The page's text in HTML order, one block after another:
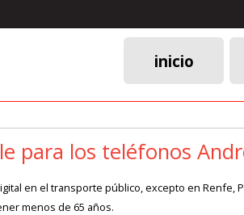
Menú
principal
inicio
para los teléfonos
en el transporte público, excepto en
menos de 65 años.